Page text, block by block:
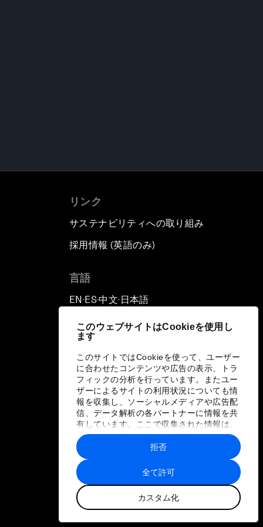
このウェブサイトはCookieを使用し
ます
このサイトではCookieを使って、ユーザー
に合わせたコンテンツや広告の表示、トラ
フィックの分析を行っています。またユー
ザーによるサイトの利用状況についても情
報を収集し、ソーシャルメディアや広告配
信、データ解析の各パートナーに情報を共
有しています。ここで収集された情報は、
ユーザーが各パートナーに提供した他の情
報や各パートナーのサービスを使用した際
に収集された情報と組み合わされ、各パー
トナーによって使用されることがありま
す。
全て許可
カスタム化
拒否
リンク
サステナビリティへの取り組み
採用情報 (英語のみ)
言語
EN ▪ES▪中文▪ 日本語